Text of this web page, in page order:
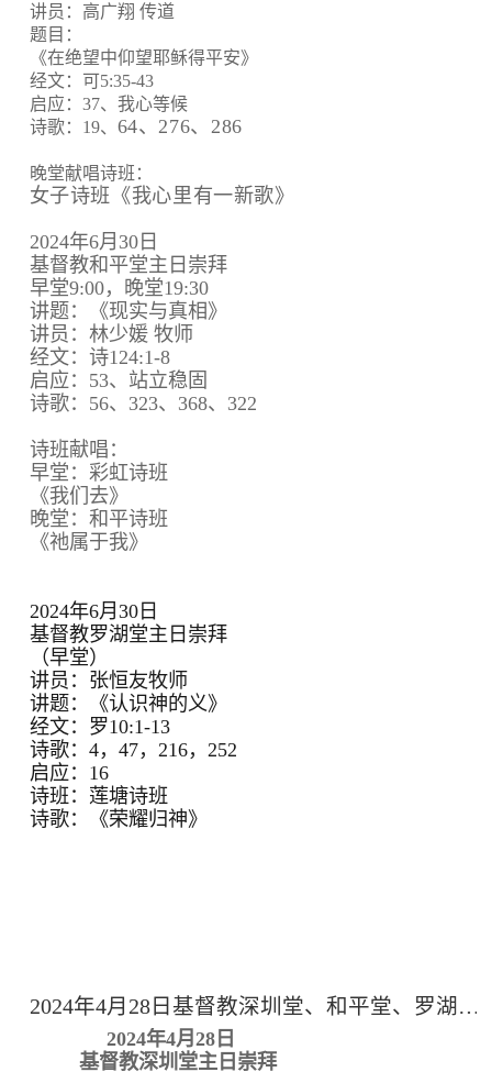
讲员：高广翔 传道
题目：
《在绝望中仰望耶稣得平安》
经文：可5:35-43
启应：37、我心等候
诗歌：19、 64、 276、 286
晚堂献唱诗班：
女子诗班《我心里有一新歌》
2024年6月30日
基督教和平堂主日崇拜
早堂9:00，晚堂19:30
讲题：《现实与真相》
讲员：林少媛 牧师
经文：诗124:1-8
启应：53、站立稳固
诗歌：56、323、368、322
诗班献唱：
早堂：彩虹诗班
《我们去》
晚堂：和平诗班
《祂属于我》
2024年6月30日
基督教罗湖堂主日崇拜
（早堂）
讲员：张恒友牧师
讲题：《认识神的义》
经文：罗10:1-13
诗歌：4，47，216，252
启应：16
诗班：莲塘诗班
诗歌：《荣耀归神》
2024年4月28日基督教深圳堂、和平堂、罗湖堂主日崇拜
2024年4月28日
基督教深圳堂主日崇拜